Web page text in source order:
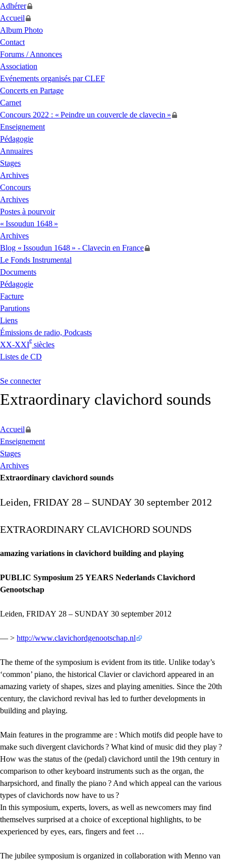
Adhérer
Accueil
Album Photo
Contact
Forums / Annonces
Association
Evénements organisés parCLEF
Concerts en Partage
Carnet
Concours 2022 : « Peindre un couvercle de clavecin »
Enseignement
Pédagogie
Annuaires
Stages
Archives
Concours
Archives
Postes à pourvoir
« Issoudun 1648 »
Archives
Blog « Issoudun 1648 » - Clavecin en France
Le Fonds Instrumental
Documents
Pédagogie
Facture
Parutions
Liens
Émissions de radio, Podcasts
XX-XXI
e
siècles
Listes de CD
Se connecter
Extraordinary clavichord sounds
Accueil
Enseignement
Stages
Archives
Extraordinary clavichord sounds
Leiden, FRIDAY 28 – SUNDAY 30 september 2012
EXTRAORDINARY CLAVICHORD SOUNDS
amazing variations in clavichord building and playing
PUBLIC Symposium 25 YEARS Nederlands Clavichord
Genootschap
Leiden, FRIDAY 28 – SUNDAY 30 september 2012
— > http://www.clavichordgenootschap.nl
The theme of the symposium is evident from its title. Unlike today’s
‘common’ piano, the historical Clavier or clavichord appeared in an
amazing variety of shapes, sizes and playing amenities. Since the 20th
century, the clavichord revival has led to further developments in
building and playing.
Main features in the programme are : Which motifs did people have to
make such divergent clavichords? What kind of music did they play?
How was the status of the (pedal) clavichord until the 19th century in
comparison to other keyboard instruments such as the organ, the
harpsichord, and finally the piano? And which appeal can the various
types of clavichords now have to us?
In this symposium, experts, lovers, as well as newcomers may find
themselves surprised at a choice of exceptional highlights, to be
experienced by eyes, ears, fingers and feet …
The jubilee symposium is organized in collaboration with Menno van